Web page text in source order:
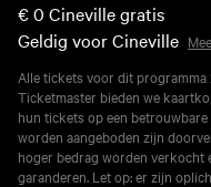
€ 0 Cineville gratis
Geldig voor Cineville
Alle tickets voor dit
Ticketmaster bieden we
hun tickets op een
worden aangeboden zijn
hoger bedrag worden verkocht
garanderen. Let op: er zijn